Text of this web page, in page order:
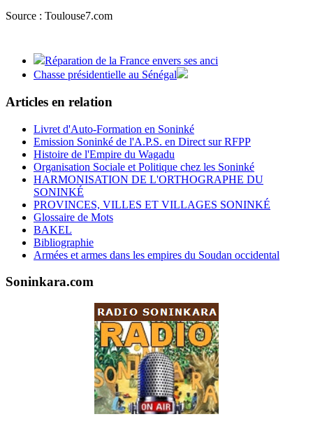
Source : Toulouse7.com
Réparation de la France envers ses anci
Chasse présidentielle au Sénégal
Articles en relation
Livret d'Auto-Formation en Soninké
Emission Soninké de l'A.P.S. en Direct sur RFPP
Histoire de l'Empire du Wagadu
Organisation Sociale et Politique chez les Soninké
HARMONISATION DE L'ORTHOGRAPHE DU
SONINKÉ
PROVINCES, VILLES ET VILLAGES SONINKÉ
Glossaire de Mots
BAKEL
Bibliographie
Armées et armes dans les empires du Soudan occidental
Soninkara.com